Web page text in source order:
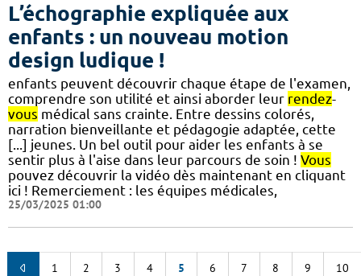
L’échographie expliquée aux
enfants : un nouveau motion
design ludique !
enfants peuvent découvrir chaque étape de l'examen,
comprendre son utilité et ainsi aborder leur rendez-
vous médical sans crainte. Entre dessins colorés,
narration bienveillante et pédagogie adaptée, cette
[...] jeunes. Un bel outil pour aider les enfants à se
sentir plus à l'aise dans leur parcours de soin ! Vous
pouvez découvrir la vidéo dès maintenant en cliquant
ici ! Remerciement : les équipes médicales,
25/03/2025 01:00
1 2 3 4 5 6 7 8 9 10